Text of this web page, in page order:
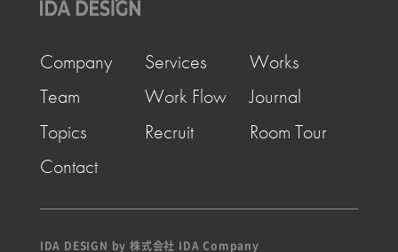
Company Services
Works
Team
Work Flow
Journal
Topics
Recruit
Room Tour
Contact
IDA DESIGN by 株式会社 IDA Company